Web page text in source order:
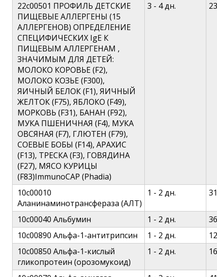
22c00501 ПРОФИЛЬ ДЕТСКИЕ
ПИЩЕВЫЕ АЛЛЕРГЕНЫ (15
АЛЛЕРГЕНОВ) ОПРЕДЕЛЕНИЕ
СПЕЦИФИЧЕСКИХ IgE К
ПИЩЕВЫМ АЛЛЕРГЕНАМ ,
ЗНАЧИМЫМ ДЛЯ ДЕТЕЙ:
МОЛОКО КОРОВЬЕ (F2),
МОЛОКО КОЗЬЕ (F300),
ЯИЧНЫЙ БЕЛОК (F1), ЯИЧНЫЙ
ЖЕЛТОК (F75), ЯБЛОКО (F49),
МОРКОВЬ (F31), БАНАН (F92),
МУКА ПШЕНИЧНАЯ (F4), МУКА
ОВСЯНАЯ (F7), ГЛЮТЕН (F79),
СОЕВЫЕ БОБЫ (F14), АРАХИС
(F13), ТРЕСКА (F3), ГОВЯДИНА
(F27), МЯСО КУРИЦЫ
(F83)ImmunoCAP (Phadia)
3 - 4 дн.
10c00010
Аланинаминотрансфераза (АЛТ)
1 - 2 дн.
10c00040 Альбумин 1 - 2 дн.
10c00890 Альфа-1-антитрипсин
1 - 2 дн.
10c00850 Альфа-1-кислый
гликопротеин (орозомукоид)
1 - 2 дн.